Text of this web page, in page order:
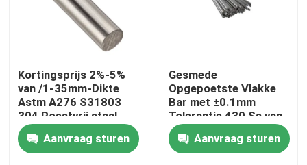
Thuis
Producten
Kortingsprijs 2%-5%
van /1-35mm-Dikte
Astm A276 S31803
304 Roestvrij staal
201 om Metaalstaaf
Aanvraag sturen
Gesmede
Opgepoetste Vlakke
Bar met ±0.1mm
Tolerantie 430 Ss van
de Roestvrij staal
Ronde Bar
Barvoorraad
Aanvraag sturen